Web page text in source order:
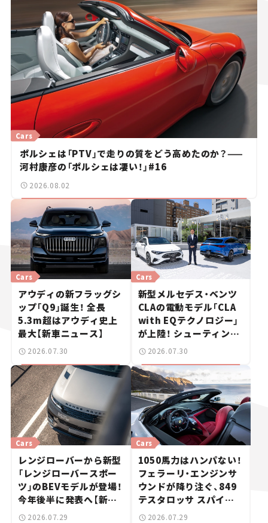
Cars
ポルシェは「PTV」で走りの質をどう高めたのか？——
河村康彦の「ポルシェは凄い！」#16
2026.08.02
Cars
アウディの新フラッグシ
ップ「Q9」誕生！ 全長
5.3m超はアウディ史上
最大【新車ニュース】
2026.07.30
Cars
新型メルセデス・ベンツ
CLAの電動モデル「CLA
with EQテクノロジー」
が上陸！ シューティング
ブレークも発売【新車ニ
2026.07.30
Cars
レンジローバーから新型
「レンジローバースポー
ツ」のBEVモデルが登場！
今年後半に発表へ【新車
ニュース】
2026.07.29
Cars
1050馬力はハンパない！
フェラーリ・エンジンサ
ウンドが降り注ぐ、849
テスタロッサ スパイダ
ーに試乗。
2026.07.29